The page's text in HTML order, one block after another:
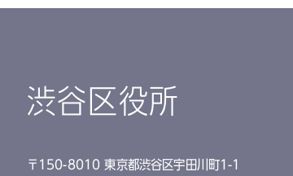
渋谷区役所
〒150-8010 東京都渋谷区宇田川町1-1